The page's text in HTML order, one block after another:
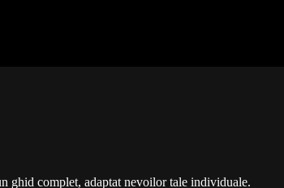
ghid complet, adaptat nevoilor tale individuale.